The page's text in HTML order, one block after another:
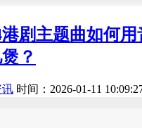
港剧主题曲如何
？
讯 时间：2026-01-11